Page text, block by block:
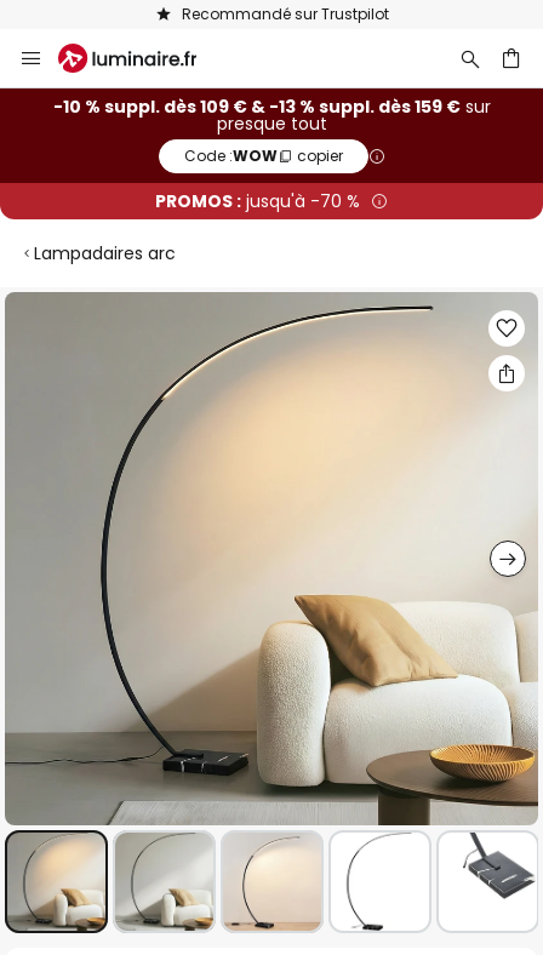
Recommandé sur Trustpilot
Allez
au
contenu
-10 % suppl. dès 109 € & -13 % suppl. dès 159 €sur
presque tout
Code :WOW copier
PROMOS : jusqu'à -70 %
Lampadaires arc
Skip